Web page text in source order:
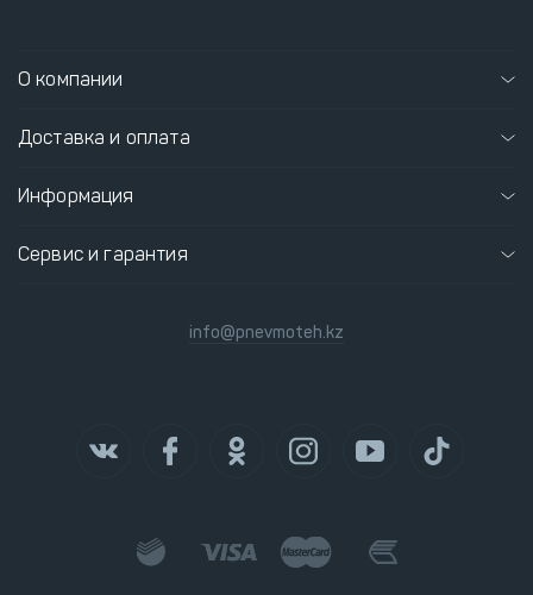
О компании
Доставка и оплата
Информация
Сервис и гарантия
info@pnevmoteh.kz